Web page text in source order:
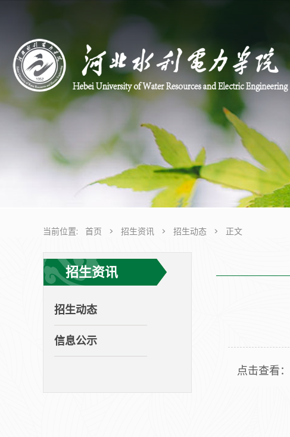
当前位置: 首页 > 招生资讯 > 招生动态 > 正文
招生资讯
招生动态
信息公示
点击查看：